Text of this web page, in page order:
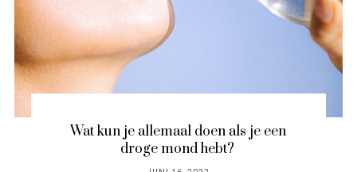
Wat kun je allemaal doen als je een
droge mond hebt?